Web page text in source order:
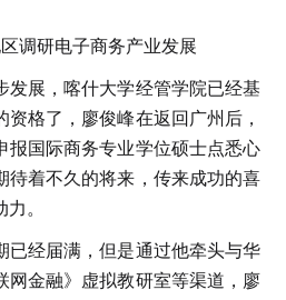
调研电子商务产业发展
展，喀什大学经管学院已经基
格了，廖俊峰在返回广州后，
报国际商务专业学位硕士点悉心
待着不久的将来，传来成功的喜
。
经届满，但是通过他牵头与华
网金融》虚拟教研室等渠道，廖